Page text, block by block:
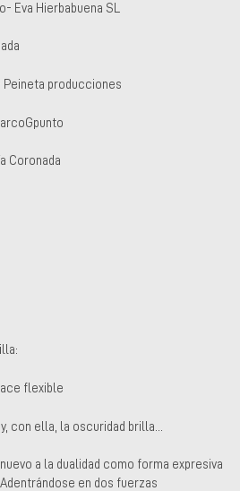
Eva Hierbabuena SL
Peineta producciones
Coronada
flexible
con ella, la oscuridad brilla...
a la dualidad como forma expresiva
en dos fuerzas